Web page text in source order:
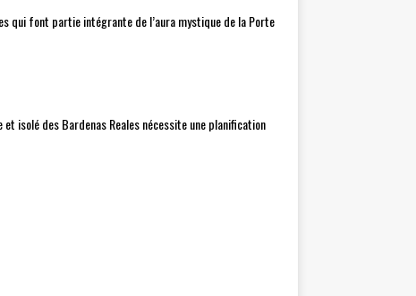
qui font partie intégrante de l’aura mystique de la Porte
isolé des Bardenas Reales nécessite une planification